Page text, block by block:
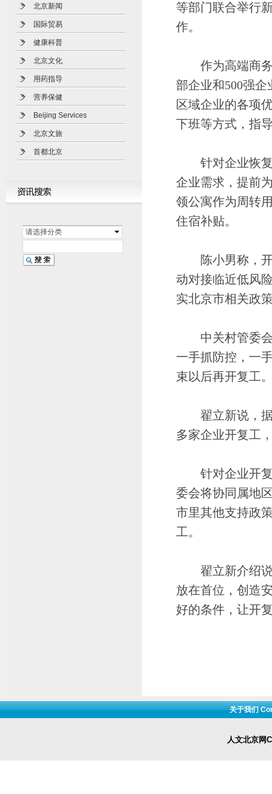
北京新闻
国际贸易
健康科普
北京文化
用药指导
营养保健
Beijing Services
北京文旅
首都北京
请选择分类
等部门联合举行
作。
作为高端商务
部企业和500强
区域企业的各项
下班等方式，指
针对企业恢复
企业需求，提前
领公寓作为周转
住宿补贴。
陈小男称，开
动对接临近低风
实北京市相关政
中关村管委会
一手抓防控，一
束以后再开复工
翟立新说，据
多家企业开复工
针对企业开复
委会将协同属地
市里其他支持政
工。
翟立新介绍说
放在首位，创造
好的条件，让开
人文北京网
关于我们